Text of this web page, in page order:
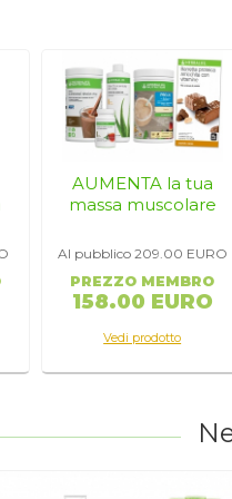
, completa le possibili
coloranti o aromi artificiali.
collaterali
minuti...
ha bisogno...non hai fame!
di sfiziose e semplici ricette
AUMENTA la tua
massa muscolare
Al pubblico 209.00 EURO
PREZZO MEMBRO
158.00 EURO
Vedi prodotto